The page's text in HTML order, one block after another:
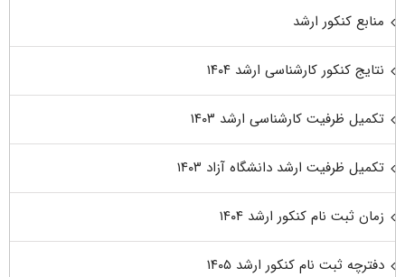
منابع کنکور ارشد
نتایج کنکور کارشناسی ارشد ۱۴۰۴
تکمیل ظرفیت کارشناسی ارشد ۱۴۰۳
تکمیل ظرفیت ارشد دانشگاه آزاد ۱۴۰۳
زمان ثبت نام کنکور ارشد ۱۴۰۴
دفترچه ثبت نام کنکور ارشد ۱۴۰۵